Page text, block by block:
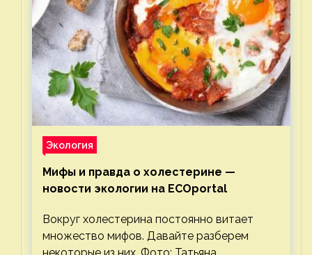
Экология
Мифы и правда о холестерине —
новости экологии на ECOportal
Вокруг холестерина постоянно витает
множество мифов. Давайте разберем
некоторые из них. Фото: Татьяна